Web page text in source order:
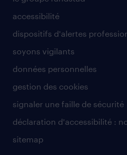
accessibilité
dispositifs d'alertes
soyons vigilants
données personnelles
gestion des cookies
signaler une faille de sécurité
déclaration d'accessibilité :
sitemap